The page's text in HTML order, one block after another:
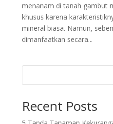
menanam di tanah gambut
khusus karena
mineral biasa. Namun,
dimanfaatkan secara...
Recent Posts